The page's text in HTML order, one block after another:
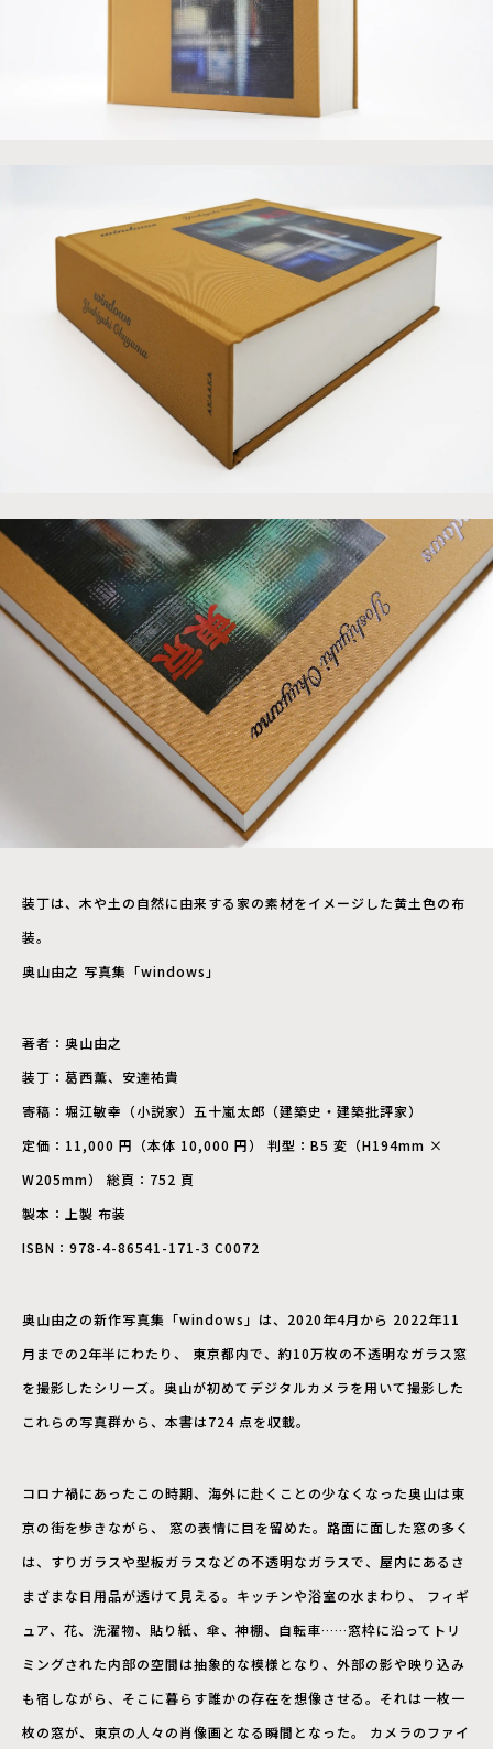
装丁は、木や土の自然に由来する家の素材をイメージした黄土色の布
装。
奥山由之 写真集「windows」
著者：奥山由之
装丁：葛西薫、安達祐貴
寄稿：堀江敏幸（小説家）五十嵐太郎（建築史・建築批評家）
定価：11,000 円（本体 10,000 円） 判型：B5 変（H194mm ×
W205mm） 総頁：752 頁
製本：上製 布装
ISBN：978-4-86541-171-3 C0072
奥山由之の新作写真集「windows」は、2020年4月から 2022年11
月までの2年半にわたり、 東京都内で、約10万枚の不透明なガラス窓
を撮影したシリーズ。奥山が初めてデジタルカメラを用いて撮影した
これらの写真群から、本書は724 点を収載。
コロナ禍にあったこの時期、海外に赴くことの少なくなった奥山は東
京の街を歩きながら、 窓の表情に目を留めた。路面に面した窓の多く
は、すりガラスや型板ガラスなどの不透明なガラスで、屋内にあるさ
まざまな日用品が透けて見える。キッチンや浴室の水まわり、 フィギ
ュア、花、洗濯物、貼り紙、傘、神棚、自転車……窓枠に沿ってトリ
ミングされた内部の空間は抽象的な模様となり、外部の影や映り込み
も宿しながら、そこに暮らす誰かの存在を想像させる。それは一枚一
枚の窓が、東京の人々の肖像画となる瞬間となった。 カメラのファイ